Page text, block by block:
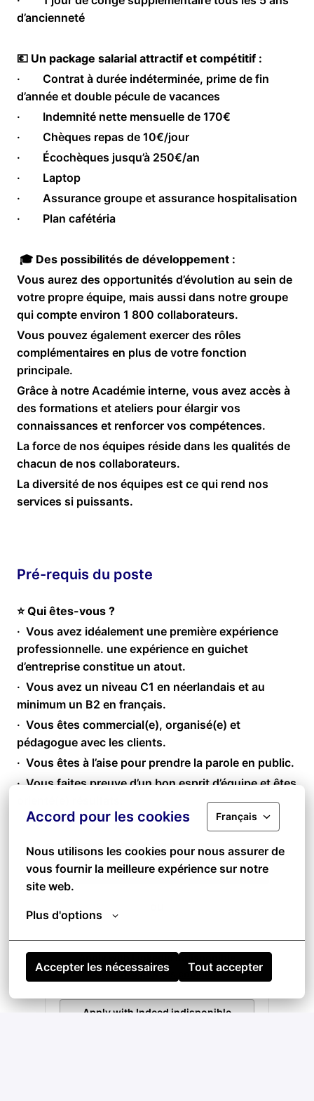
Accord pour les cookies Français
Nous utilisons les cookies pour nous assurer de
vous fournir la meilleure expérience sur notre
site web.
Plus d'options
Accepter les nécessaires Tout accepter
d’ancienneté
💶 Un package salarial attractif et compétitif :
· Contrat à durée indéterminée, prime de fin
d’année et double pécule de vacances
· Indemnité nette mensuelle de 170€
· Chèques repas de 10€/jour
· Écochèques jusqu’à 250€/an
· Laptop
· Assurance groupe et assurance hospitalisation
· Plan cafétéria
🎓 Des possibilités de développement :
Vous aurez des opportunités d’évolution au sein de
votre propre équipe, mais aussi dans notre groupe
qui compte environ 1 800 collaborateurs.
Vous pouvez également exercer des rôles
complémentaires en plus de votre fonction
principale.
Grâce à notre Académie interne, vous avez accès à
des formations et ateliers pour élargir vos
connaissances et renforcer vos compétences.
La force de nos équipes réside dans les qualités de
chacun de nos collaborateurs.
La diversité de nos équipes est ce qui rend nos
services si puissants.
Pré-requis du poste
⭐ Qui êtes-vous ?
· Vous avez idéalement une première expérience
professionnelle. une expérience en guichet
d’entreprise constitue un atout.
· Vous avez un niveau C1 en néerlandais et au
minimum un B2 en français.
· Vous êtes commercial(e), organisé(e) et
pédagogue avec les clients.
· Vous êtes à l’aise pour prendre la parole en public.
· Vous faites preuve d’un bon esprit d’équipe et êtes
Postuler
indisponible
Mettre à jour les cookies
Apply with Indeedindisponible